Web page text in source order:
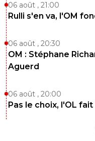
06 août , 21:00
Rulli s'en va, l'OM
06 août , 20:30
OM : Stéphane
Aguerd
06 août , 20:00
Pas le choix, l'OL